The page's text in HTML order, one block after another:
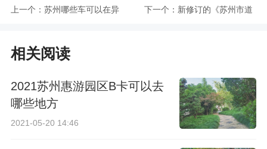
上一个： 苏州哪些车可以在异 下一个： 新修订的《苏州市道
相关阅读
2021苏州惠游园区B卡可以去
哪些地方
2021-05-20 14:46